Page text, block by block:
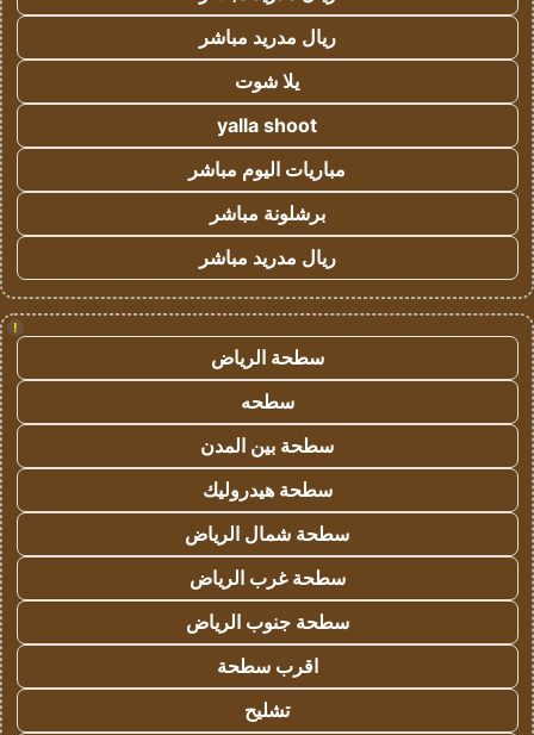
ريال مدريد مباشر
يلا شوت
yalla shoot
مباريات اليوم مباشر
برشلونة مباشر
ريال مدريد مباشر
!
سطحة الرياض
سطحه
سطحة بين المدن
سطحة هيدروليك
سطحة شمال الرياض
سطحة غرب الرياض
سطحة جنوب الرياض
اقرب سطحة
تشليح